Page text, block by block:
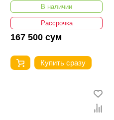
В наличии
Рассрочка
167 500 сум
Купить сразу